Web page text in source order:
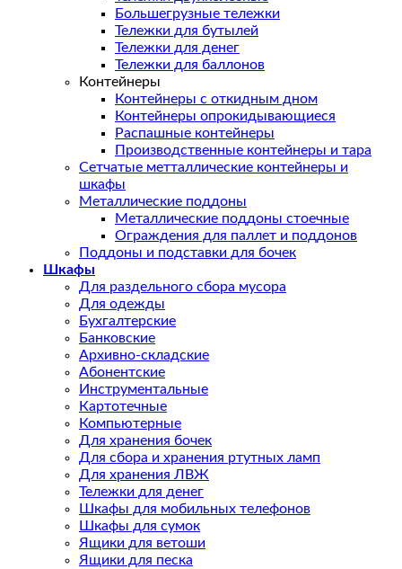
Большегрузные тележки
Тележки для бутылей
Тележки для денег
Тележки для баллонов
Контейнеры
Контейнеры с откидным дном
Контейнеры опрокидывающиеся
Распашные контейнеры
Производственные контейнеры и тара
Сетчатые метталлические контейнеры и
шкафы
Металлические поддоны
Металлические поддоны стоечные
Ограждения для паллет и поддонов
Поддоны и подставки для бочек
Шкафы
Для раздельного сбора мусора
Для одежды
Бухгалтерские
Банковские
Архивно-складские
Абонентские
Инструментальные
Картотечные
Компьютерные
Для хранения бочек
Для сбора и хранения ртутных ламп
Для хранения ЛВЖ
Тележки для денег
Шкафы для мобильных телефонов
Шкафы для сумок
Ящики для ветоши
Ящики для песка